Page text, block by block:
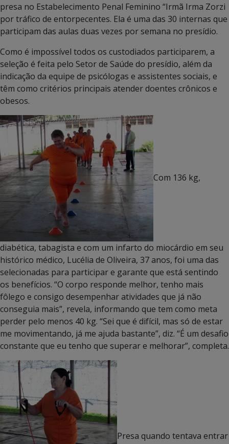
presa no Estabelecimento Penal Feminino “Irmã Irma Zorzi
por tráfico de entorpecentes. Ela é uma das 30 internas que
participam das aulas duas vezes por semana no presídio.
Como é impossível todos os custodiados participarem, a
seleção é feita pelo Setor de Saúde do presídio, além da
indicação da equipe de psicólogas e assistentes sociais, e
têm como critérios principais atender doentes crônicos e
obesos.
Com 136 kg,
diabética, tabagista e com um infarto do miocárdio em seu
histórico médico, Lucélia de Oliveira, 37 anos, foi uma das
selecionadas para participar e garante que está sentindo
os benefícios. “O corpo responde melhor, tenho mais
fôlego e consigo desempenhar atividades que já não
conseguia mais”, revela, informando que tem como meta
perder pelo menos 40 kg. “Sei que é difícil, mas só de estar
me movimentando, já me ajuda bastante”, diz. “É um desafio
constante que eu tenho que superar e melhorar”, completa.
Presa quando tentava entrar